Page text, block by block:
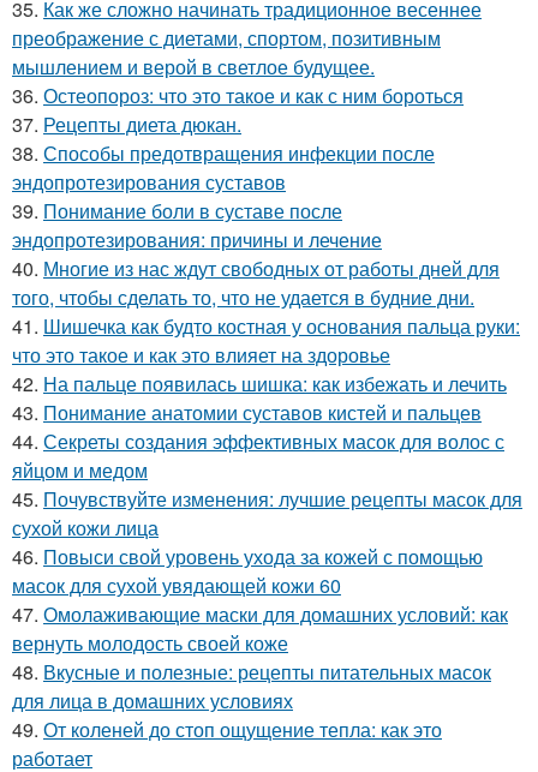
35. Как же сложно начинать традиционное весеннее
преображение с диетами, спортом, позитивным
мышлением и верой в светлое будущее.
36. Остеопороз: что это такое и как с ним бороться
37. Рецепты диета дюкан.
38. Способы предотвращения инфекции после
эндопротезирования суставов
39. Понимание боли в суставе после
эндопротезирования: причины и лечение
40. Многие из нас ждут свободных от работы дней для
того, чтобы сделать то, что не удается в будние дни.
41. Шишечка как будто костная у основания пальца руки:
что это такое и как это влияет на здоровье
42. На пальце появилась шишка: как избежать и лечить
43. Понимание анатомии суставов кистей и пальцев
44. Секреты создания эффективных масок для волос с
яйцом и медом
45. Почувствуйте изменения: лучшие рецепты масок для
сухой кожи лица
46. Повыси свой уровень ухода за кожей с помощью
масок для сухой увядающей кожи 60
47. Омолаживающие маски для домашних условий: как
вернуть молодость своей коже
48. Вкусные и полезные: рецепты питательных масок
для лица в домашних условиях
49. От коленей до стоп ощущение тепла: как это
работает